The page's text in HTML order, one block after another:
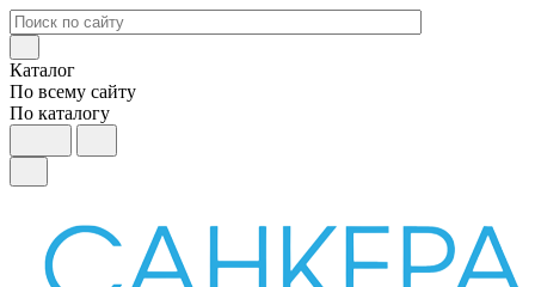
Каталог
По всему сайту
По каталогу